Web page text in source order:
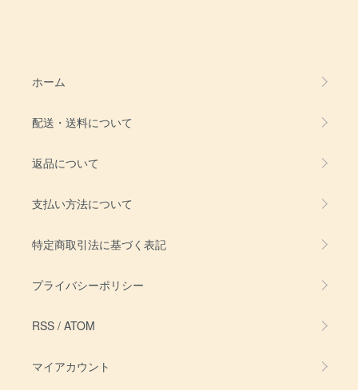
ホーム
配送・送料について
返品について
支払い方法について
特定商取引法に基づく表記
プライバシーポリシー
RSS / ATOM
マイアカウント